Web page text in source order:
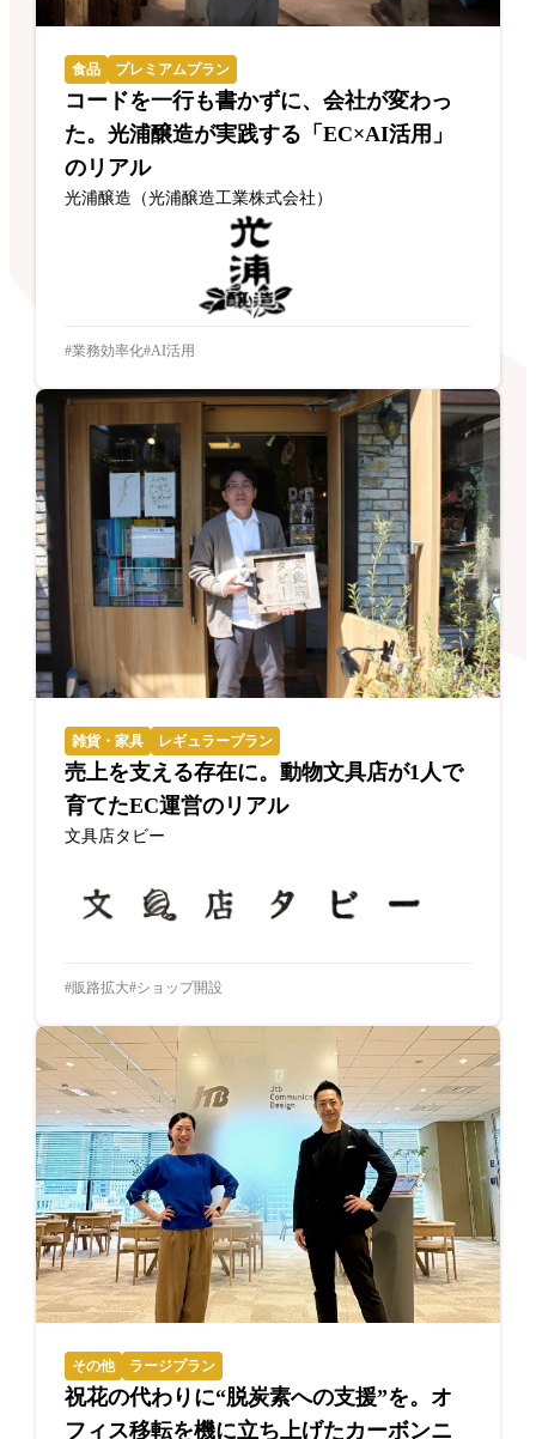
食品 プレミアムプラン
コードを一行も書かずに、会社が変わっ
た。光浦醸造が実践する「EC×AI活用」
のリアル
光浦醸造（光浦醸造工業株式会社）
業務効率化 AI活用
雑貨・家具 レギュラープラン
売上を支える存在に。動物文具店が1人で
育てたEC運営のリアル
文具店タビー
販路拡大 ショップ開設
その他 ラージプラン
祝花の代わりに“脱炭素への支援”を。オ
フィス移転を機に立ち上げたカーボンニ